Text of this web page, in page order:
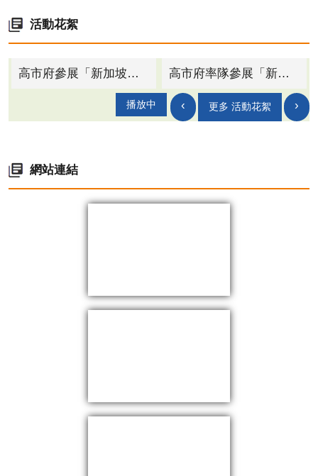
活動花絮
高市府參展「新加坡金融科技嘉年華」成果豐碩 AI金融服務拓展國際商機 高市府率隊參展「新加坡金融科技節」 推動金融創新國際化合作
播放中 ‹ 更多 活動花絮 ›
網站連結